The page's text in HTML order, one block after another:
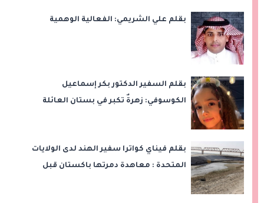
بقلم علي الشريمي: الفعالية الوهمية
بقلم السفير الدكتور بكر إسماعيل
الكوسوفي: زهرةٌ تكبر في بستان العائلة
بقلم فيناي كواترا سفير الهند لدى الولايات
المتحدة : معاهدة دمرتها باكستان قبل